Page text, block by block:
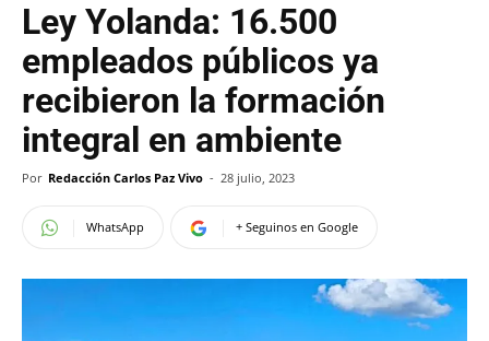
Ley Yolanda: 16.500
empleados públicos ya
recibieron la formación
integral en ambiente
Por Redacción Carlos Paz Vivo - 28 julio, 2023
WhatsApp + Seguinos en Google